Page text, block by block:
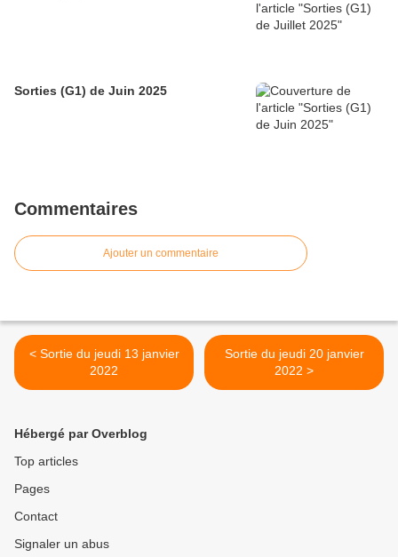
Sorties (G1) de Juin 2025
Commentaires
Ajouter un commentaire
< Sortie du jeudi 13 janvier
2022
Sortie du jeudi 20 janvier
2022 >
Hébergé par Overblog
Top articles
Pages
Contact
Signaler un abus